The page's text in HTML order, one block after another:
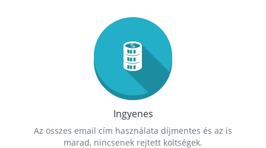
Ingyenes
Az összes email cím használata díjmentes és az is
marad, nincsenek rejtett költségek.